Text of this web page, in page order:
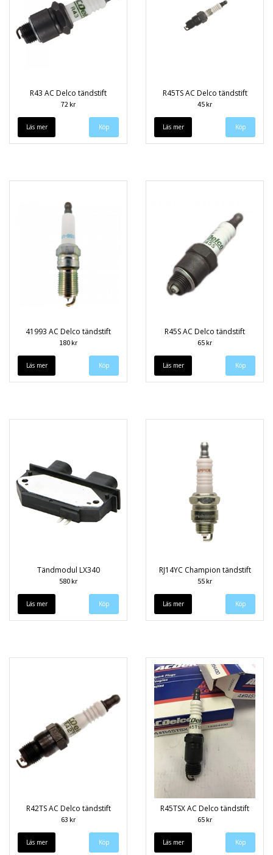
R43 AC Delco tändstift
72 kr
Läs mer
R45TS AC Delco tändstift
45 kr
Läs mer
41993 AC Delco tändstift
180 kr
Läs mer
R45S AC Delco tändstift
65 kr
Läs mer
Tändmodul LX340
580 kr
Läs mer
RJ14YC Champion tändstift
55 kr
Läs mer
R42TS AC Delco tändstift
63 kr
Läs mer
R45TSX AC Delco tändstift
65 kr
Läs mer